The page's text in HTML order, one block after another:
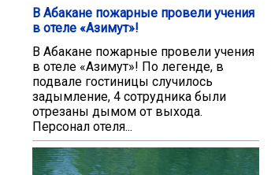
В Абакане пожарные провели учения
в отеле «Азимут»!
В Абакане пожарные провели учения
в отеле «Азимут»! По легенде, в
подвале гостиницы случилось
задымление, 4 сотрудника были
отрезаны дымом от выхода.
Персонал отеля...